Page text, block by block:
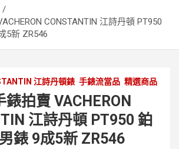
CONSTANTIN 江詩丹頓 PT950
5新 ZR546
江詩丹頓錶 手錶流當品 精選商品
拍賣 VACHERON
江詩丹頓 PT950 鉑
錶 9成5新 ZR546